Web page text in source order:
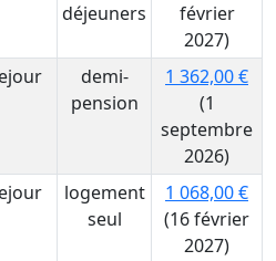
déjeuners
février
2027)
demi-
pension
1 362,00 €
(1
septembre
2026)
logement
seul
1 068,00 €
(16 février
2027)